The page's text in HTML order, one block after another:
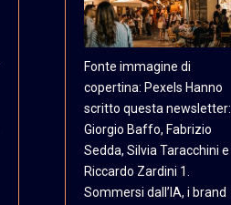
Fonte immagine di
copertina: Pexels Hanno
scritto questa newsletter:
Giorgio Baffo, Fabrizio
Sedda, Silvia Taracchini e
Riccardo Zardini 1.
Sommersi dall’IA, i brand